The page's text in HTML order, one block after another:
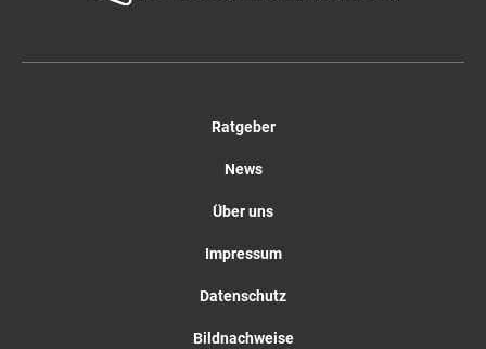
Ratgeber
News
Über uns
Impressum
Datenschutz
Bildnachweise